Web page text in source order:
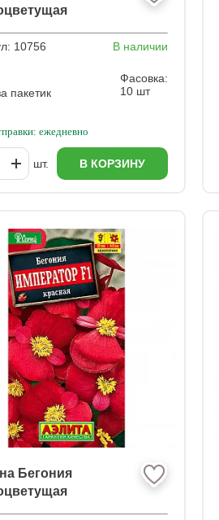
10756 В наличии
пакетик
Фасовка:
10 шт
ежедневно
шт. В КОРЗИНУ
Бегония